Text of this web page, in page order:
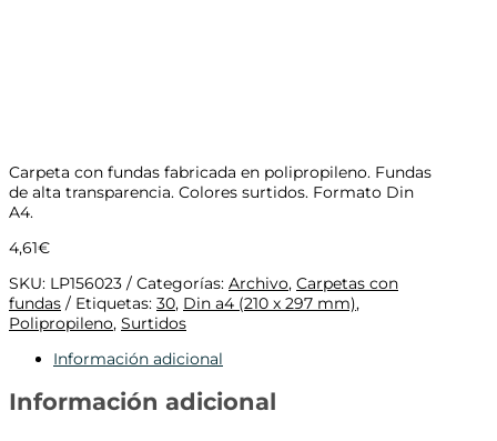
Carpeta con fundas fabricada en polipropileno. Fundas
de alta transparencia. Colores surtidos. Formato Din
A4.
4,61€
SKU: LP156023 Categorías: Archivo, Carpetas con
fundas
Etiquetas: 30, Din a4 (210 x 297 mm),
Polipropileno, Surtidos
Información adicional
Información adicional